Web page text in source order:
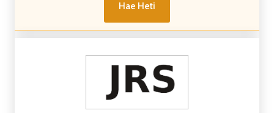
Hae Heti